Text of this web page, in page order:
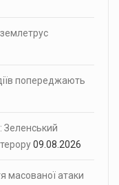
землетрус
попереджають
Зеленський
09.08.2026
масованої атаки